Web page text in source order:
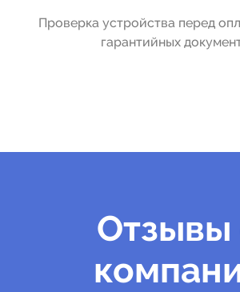
Проверка устройства перед
гарантийных
Отзывы